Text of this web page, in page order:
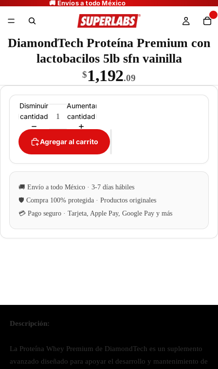
DiamondTech Proteína Premium con
lactobacilos 5lb sfn vainilla
$1,192.09
Disminuir
cantidad
Aumentar
cantidad
Agregar al carrito
Descripción:
La Proteína Whey Premium de DiamondTech es un suplemento
avanzado diseñado para apoyar el desarrollo y mantenimiento de